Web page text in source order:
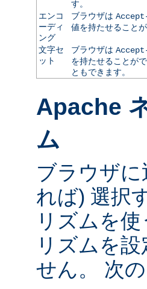
す。
エンコ
ーディ
ング
ブラウザは
値を持たせることが
文字セ
ット
ブラウザは
を持たせることが
ともできます。
Apache
ム
ブラウザ
れば) 選択
リズムを
リズムを
せん。 次